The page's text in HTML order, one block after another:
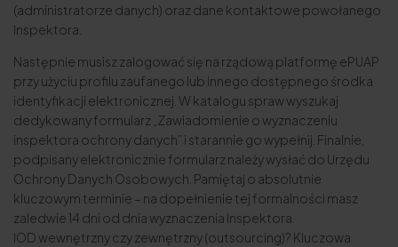
(administratorze danych) oraz dane kontaktowe powołanego
Inspektora.
Następnie musisz zalogować się na rządową platformę ePUAP
przy użyciu profilu zaufanego lub innego dostępnego środka
identyfikacji elektronicznej. W katalogu spraw wyszukaj
dedykowany formularz „Zawiadomienie o wyznaczeniu
inspektora ochrony danych” i starannie go wypełnij. Finalnie,
podpisany elektronicznie formularz należy wysłać do Urzędu
Ochrony Danych Osobowych. Pamiętaj o absolutnie
kluczowym terminie – na dopełnienie tej formalności masz
zaledwie 14 dni od dnia wyznaczenia Inspektora.
IOD wewnętrzny czy zewnętrzny (outsourcing)? Kluczowa